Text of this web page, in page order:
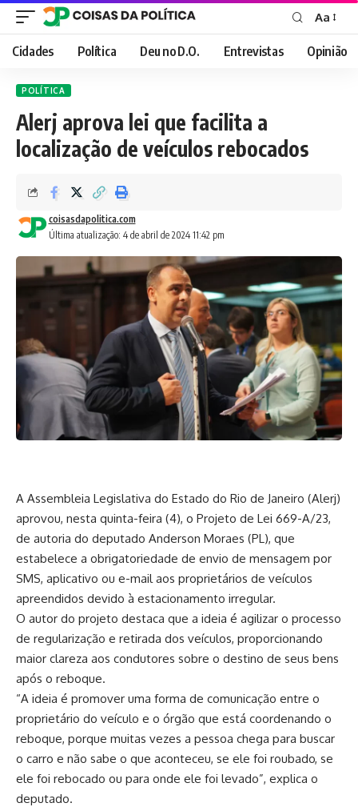
Font
Resizer
Aa
Cidades Política Deu no D.O. Entrevistas Opinião
POLÍTICA
Alerj aprova lei que facilita a
localização de veículos rebocados
Última atualização: 4 de abril de 2024 11:42 pm
coisasdapolitica.com
A Assembleia Legislativa do Estado do Rio de Janeiro (Alerj)
aprovou, nesta quinta-feira (4), o Projeto de Lei 669-A/23,
de autoria do deputado Anderson Moraes (PL), que
estabelece a obrigatoriedade de envio de mensagem por
SMS, aplicativo ou e-mail aos proprietários de veículos
apreendidos devido à estacionamento irregular.
O autor do projeto destaca que a ideia é agilizar o processo
de regularização e retirada dos veículos, proporcionando
maior clareza aos condutores sobre o destino de seus bens
após o reboque.
“A ideia é promover uma forma de comunicação entre o
proprietário do veículo e o órgão que está coordenando o
reboque, porque muitas vezes a pessoa chega para buscar
o carro e não sabe o que aconteceu, se ele foi roubado, se
ele foi rebocado ou para onde ele foi levado”, explica o
deputado.